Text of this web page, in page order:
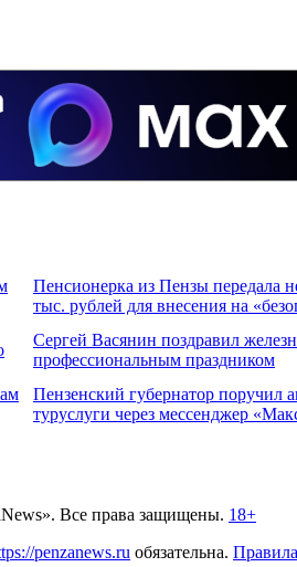
Пенсионерка из Пензы передала
тыс. рублей для внесения на
Сергей Васянин поздравил
профессиональным праздником
Пензенский губернатор поручил
туруслуги через мессенджер
Все права защищены. 18+
penzanews.ru обязательна.